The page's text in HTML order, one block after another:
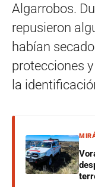
Algarrobos.
repusieron
habían
protecciones
la